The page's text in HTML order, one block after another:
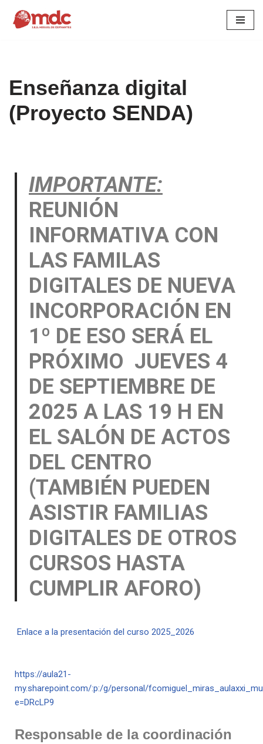
Saltar
Enseñanza digital
(Proyecto SENDA)
IMPORTANTE:
REUNIÓN
INFORMATIVA CON
LAS FAMILAS
DIGITALES DE NUEVA
INCORPORACIÓN EN
1º DE ESO SERÁ EL
PRÓXIMO JUEVES 4
DE SEPTIEMBRE DE
2025 A LAS 19 H EN
EL SALÓN DE ACTOS
DEL CENTRO
(TAMBIÉN PUEDEN
ASISTIR FAMILIAS
DIGITALES DE OTROS
CURSOS HASTA
CUMPLIR AFORO)
Enlace a la presentación del curso 2025_2026
https://aula21-
my.sharepoint.com/:p:/g/personal/
e=DRcLP9
Responsable de la coordinación